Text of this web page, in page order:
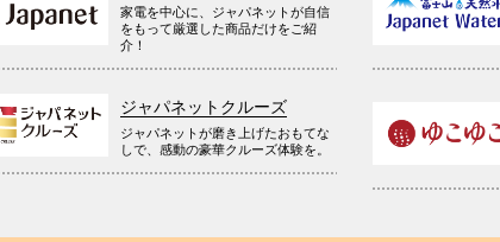
家電を中心に、ジャパネットが自信
をもって厳選した商品だけをご紹
介！
ジャパネットクルーズ
ジャパネットが磨き上げたおもてな
しで、感動の豪華クルーズ体験を。